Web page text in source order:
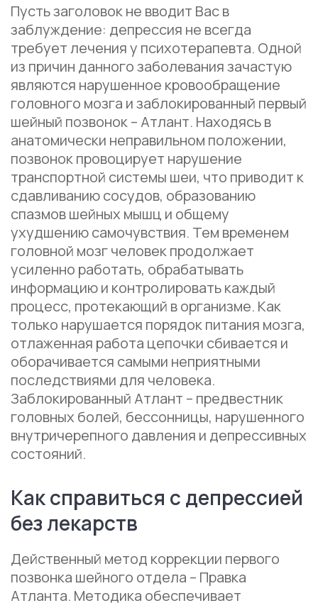
Пусть заголовок не вводит Вас в
заблуждение: депрессия не всегда
требует лечения у психотерапевта. Одной
из причин данного заболевания зачастую
являются нарушенное кровообращение
головного мозга и заблокированный первый
шейный позвонок – Атлант. Находясь в
анатомически неправильном положении,
позвонок провоцирует нарушение
транспортной системы шеи, что приводит к
сдавливанию сосудов, образованию
спазмов шейных мышц и общему
ухудшению самочувствия. Тем временем
головной мозг человек продолжает
усиленно работать, обрабатывать
информацию и контролировать каждый
процесс, протекающий в организме. Как
только нарушается порядок питания мозга,
отлаженная работа цепочки сбивается и
оборачивается самыми неприятными
последствиями для человека.
Заблокированный Атлант – предвестник
головных болей, бессонницы, нарушенного
внутричерепного давления и депрессивных
состояний.
Как справиться с депрессией
без лекарств
Действенный метод коррекции первого
позвонка шейного отдела – Правка
Атланта. Методика обеспечивает